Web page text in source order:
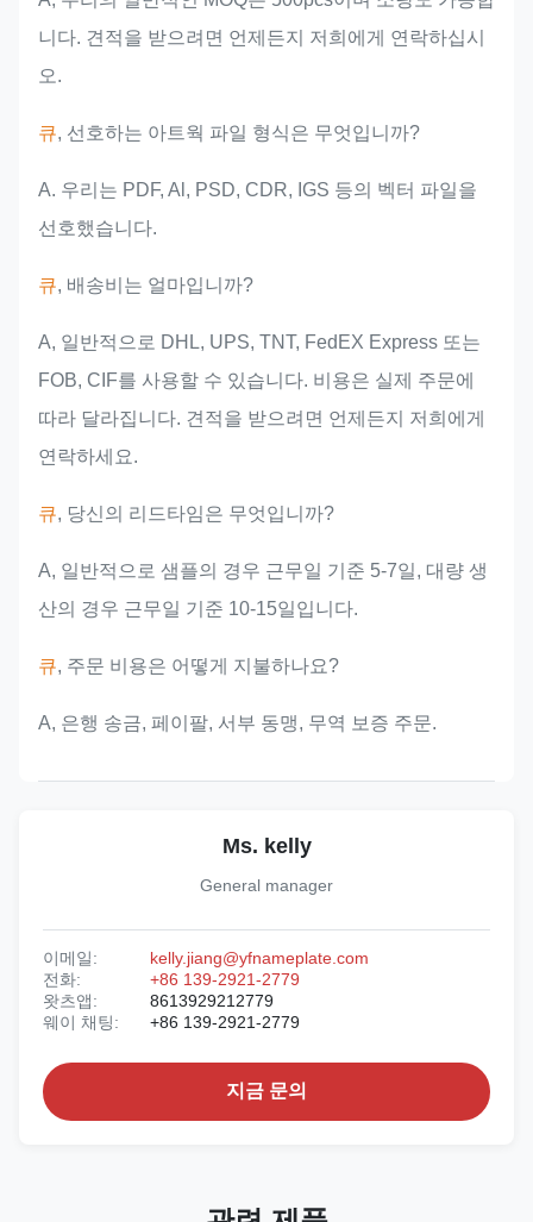
니다. 견적을 받으려면 언제든지 저희에게 연락하십시
오.
큐, 선호하는 아트웍 파일 형식은 무엇입니까?
A. 우리는 PDF, Al, PSD, CDR, IGS 등의 벡터 파일을
선호했습니다.
큐, 배송비는 얼마입니까?
A, 일반적으로 DHL, UPS, TNT, FedEX Express 또는
FOB, CIF를 사용할 수 있습니다. 비용은 실제 주문에
따라 달라집니다. 견적을 받으려면 언제든지 저희에게
연락하세요.
큐, 당신의 리드타임은 무엇입니까?
A, 일반적으로 샘플의 경우 근무일 기준 5-7일, 대량 생
산의 경우 근무일 기준 10-15일입니다.
큐, 주문 비용은 어떻게 지불하나요?
A, 은행 송금, 페이팔, 서부 동맹, 무역 보증 주문.
Ms. kelly
General manager
이메일:
kelly.jiang@yfnameplate.com
전화:
+86 139-2921-2779
왓츠앱:
8613929212779
웨이 채팅:
+86 139-2921-2779
지금 문의